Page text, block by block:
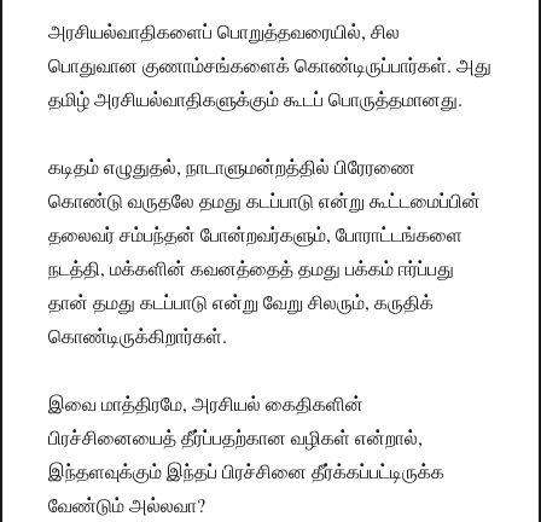
அரசியல்வாதிகளைப் பொறுத்தவரையில், சில
பொதுவான குணாம்சங்களைக் கொண்டிருப்பார்கள். அது
தமிழ் அரசியல்வாதிகளுக்கும் கூடப் பொருத்தமானது.
கடிதம் எழுதுதல், நாடாளுமன்றத்தில் பிரேரணை
கொண்டு வருதலே தமது கடப்பாடு என்று கூட்டமைப்பின்
தலைவர் சம்பந்தன் போன்றவர்களும், போராட்டங்களை
நடத்தி, மக்களின் கவனத்தைத் தமது பக்கம் ஈர்ப்பது
தான் தமது கடப்பாடு என்று வேறு சிலரும், கருதிக்
கொண்டிருக்கிறார்கள்.
இவை மாத்திரமே, அரசியல் கைதிகளின்
பிரச்சினையைத் தீர்ப்பதற்கான வழிகள் என்றால்,
இந்தளவுக்கும் இந்தப் பிரச்சினை தீர்க்கப்பட்டிருக்க
வேண்டும் அல்லவா?